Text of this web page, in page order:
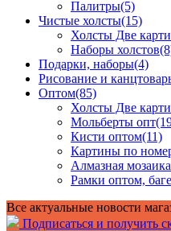
Палитры(5)
Чистые холсты(15)
Холсты Две
Наборы холстов
Подарки, наборы(4)
Рисование и
Оптом(85)
Холсты Две
Мольберты опт
Кисти оптом(11)
Картины по
Алмазная
Рамки оптом,
Все актуальные новости
Подписаться и получить